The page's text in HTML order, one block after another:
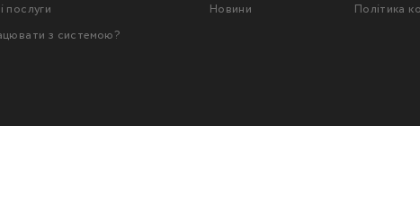
послуги
з системою?
Новини
Політика